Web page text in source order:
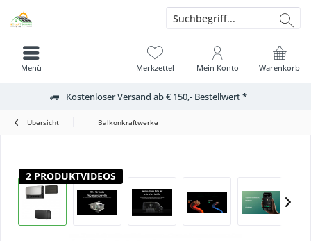
Kostenloser Versand ab € 150,- Bestellwert *
Warenkorb
Merkzettel Mein Konto
Menü
Übersicht Balkonkraftwerke
2 PRODUKTVIDEOS